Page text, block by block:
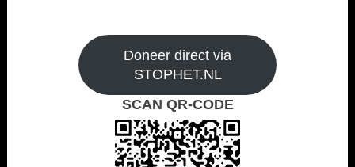
Doneer direct via
STOPHET.NL
SCAN QR-CODE